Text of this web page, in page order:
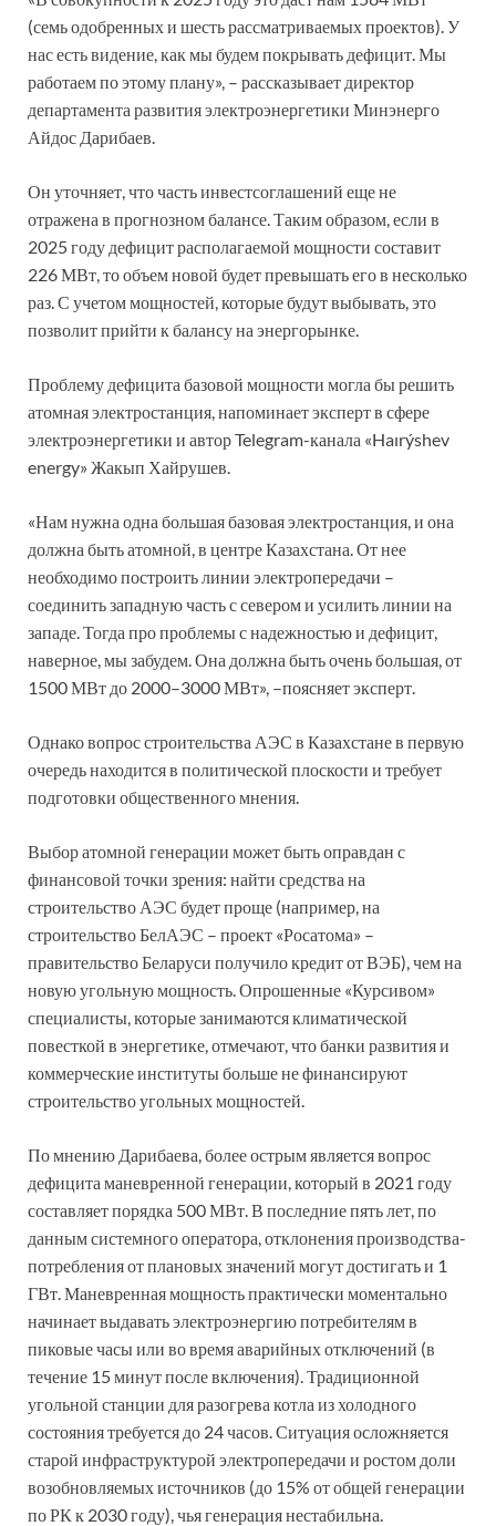
(семь одобренных и шесть рассматриваемых проектов). У
нас есть видение, как мы будем покрывать дефицит. Мы
работаем по этому плану», – рассказывает директор
департамента развития электроэнергетики Минэнерго
Айдос Дарибаев.
Он уточняет, что часть инвестсоглашений еще не
отражена в прогнозном балансе. Таким образом, если в
2025 году дефицит располагаемой мощности составит
226 МВт, то объем новой будет превышать его в несколько
раз. С учетом мощностей, которые будут выбывать, это
позволит прийти к балансу на энергорынке.
Проблему дефицита базовой мощности могла бы решить
атомная электростанция, напоминает эксперт в сфере
электроэнергетики и автор Telegram-канала «Haırýshev
energy» Жакып Хайрушев.
«Нам нужна одна большая базовая электростанция, и она
должна быть атомной, в центре Казахстана. От нее
необходимо построить линии электропередачи –
соединить западную часть с севером и усилить линии на
западе. Тогда про проблемы с надежностью и дефицит,
наверное, мы забудем. Она должна быть очень большая, от
1500 МВт до 2000–3000 МВт», –поясняет эксперт.
Однако вопрос строительства АЭС в Казахстане в первую
очередь находится в политической плоскости и требует
подготовки общественного мнения.
Выбор атомной генерации может быть оправдан с
финансовой точки зрения: найти средства на
строительство АЭС будет проще (например, на
строительство БелАЭС – проект «Росатома» –
правительство Беларуси получило кредит от ВЭБ), чем на
новую угольную мощность. Опрошенные «Курсивом»
специалисты, которые занимаются климатической
повесткой в энергетике, отмечают, что банки развития и
коммерческие институты больше не финансируют
строительство угольных мощностей.
По мнению Дарибаева, более острым является вопрос
дефицита маневренной генерации, который в 2021 году
составляет порядка 500 МВт. В последние пять лет, по
данным системного оператора, отклонения производства-
потребления от плановых значений могут достигать и 1
ГВт. Маневренная мощность практически моментально
начинает выдавать электроэнергию потребителям в
пиковые часы или во время аварийных отключений (в
течение 15 минут после включения). Традиционной
угольной станции для разогрева котла из холодного
состояния требуется до 24 часов. Ситуация осложняется
старой инф­раструктурой электропередачи и ростом доли
возобновляемых источников (до 15% от общей генерации
по РК к 2030 году), чья генерация нестабильна.